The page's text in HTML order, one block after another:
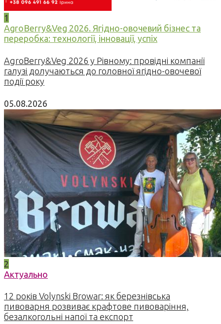
1
AgroBerry&Veg 2026. Ягідно-овочевий бізнес та
переробка: технології, інновації, успіх
AgroBerry&Veg 2026 у Рівному: провідні компанії
галузі долучаються до головної ягідно-овочевої
події року
05.08.2026
2
Актуально
12 років Volynski Browar: як березнівська
пивоварня розвиває крафтове пивоваріння,
безалкогольні напої та експорт